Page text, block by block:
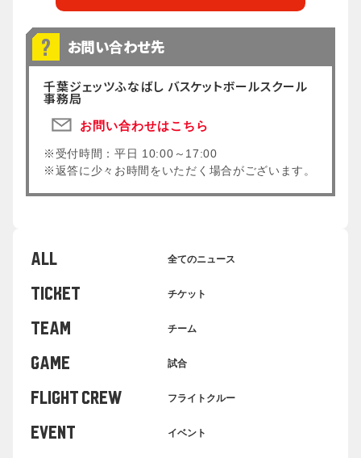
お問い合わせ先
千葉ジェッツふなばし バスケットボールスクール
事務局
お問い合わせはこちら
※受付時間：平日 10:00～17:00
※返答に少々お時間をいただく場合がございます。
ALL 全てのニュース
TICKET チケット
TEAM チーム
GAME 試合
FLIGHT CREW フライトクルー
EVENT イベント